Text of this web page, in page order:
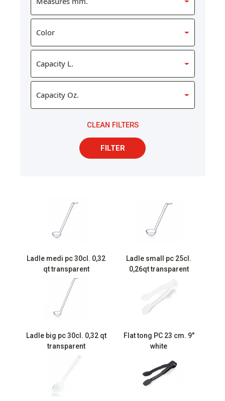
CLEAN FILTERS
FILTER
Ladle medi pc 30cl. 0,32
qt transparent
Ladle small pc 25cl.
0,26qt transparent
Ladle big pc 30cl. 0,32 qt
transparent
Flat tong PC 23 cm. 9″
white